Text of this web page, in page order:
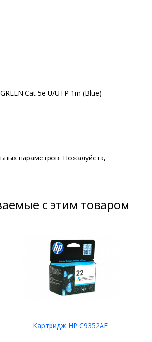
Cat 5e U/UTP 1m (Blue)
параметров. Пожалуйста,
с этим товаром
Картридж HP C9352AE